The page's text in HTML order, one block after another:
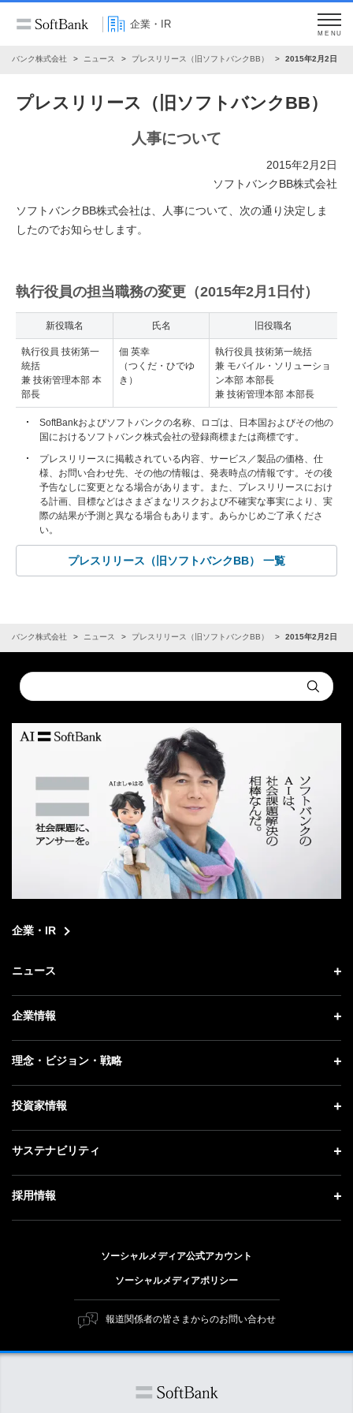
企業・IR
MENU
トバンク株式会社 ニュース プレスリリース（旧ソフトバンクBB） 2015年2月2日
プレスリリース（旧ソフトバンクBB）
人事について
2015年2月2日
ソフトバンクBB株式会社
ソフトバンクBB株式会社は、人事について、次の通り決定しま
したのでお知らせします。
執行役員の担当職務の変更（2015年2月1日付）
新役職名 氏名 旧役職名
執行役員 技術第一
統括
兼 技術管理本部 本
部長
佃 英幸
（つくだ・ひでゆ
き）
執行役員 技術第一統括
兼 モバイル・ソリューショ
ン本部 本部長
兼 技術管理本部 本部長
SoftBankおよびソフトバンクの名称、ロゴは、日本国およびその他の
国におけるソフトバンク株式会社の登録商標または商標です。
プレスリリースに掲載されている内容、サービス／製品の価格、仕
様、お問い合わせ先、その他の情報は、発表時点の情報です。その後
予告なしに変更となる場合があります。また、プレスリリースにおけ
る計画、目標などはさまざまなリスクおよび不確実な事実により、実
際の結果が予測と異なる場合もあります。あらかじめご了承くださ
い。
プレスリリース（旧ソフトバンクBB） 一覧
トバンク株式会社 ニュース プレスリリース（旧ソフトバンクBB） 2015年2月2日
Conduct
a
Submit
企業・IR
ニュース
ニュース トップ
プレスリリース
更新情報
企業情報
企業情報 トップ
社長メッセージ
事業紹介
理念・ビジョン・戦略
理念・ビジョン・戦略 トップ
成長戦略「Activate AI for Society」
人材戦略
投資家情報
投資家情報 トップ
経営方針
サステナビリティ
サステナビリティ トップ
トップメッセージ
ESG方針・体制
マテリアリティ（重要課題）
ESGの主な取り組み
採用情報
キャリア採用
障がい者採用
ソーシャルメディア公式アカウント
ソーシャルメディアポリシー
報道関係者の皆さまからのお問い合わせ